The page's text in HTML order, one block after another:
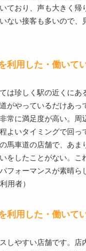
ており、声も大きく
ない接客も多いので、
利用した・働いて
は珍しく駅の近くに
がやっているだけあ
常に満足度が高い。
よいタイミングで回
馬車道の店舗で、あ
をしたことがない。
フォーマンスが素晴ら
用者）
利用した・働いて
しやすい店舗です。